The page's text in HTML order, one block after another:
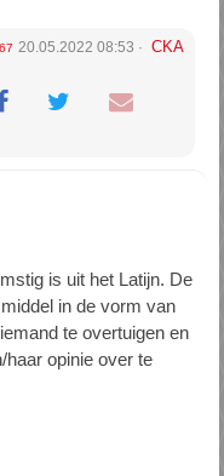
20.05.2022 08:53 CKA
is uit het Latijn. De
in de vorm van
te overtuigen en
opinie over te